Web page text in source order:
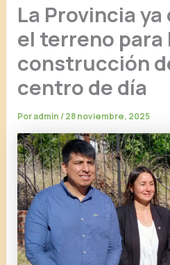
La Provincia
el terreno para
construcción
centro de día
Poradmin/28 noviembre, 2025